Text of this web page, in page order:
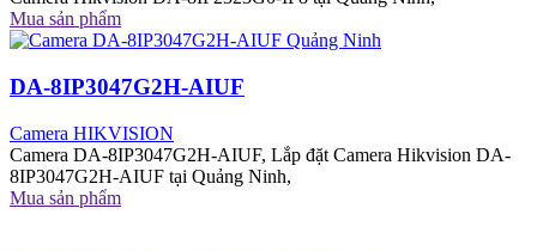
Mua sản phẩm
DA-8IP3047G2H-AIUF
Camera HIKVISION
Camera DA-8IP3047G2H-AIUF, Lắp đặt Camera Hikvision DA-
8IP3047G2H-AIUF tại Quảng Ninh,
Mua sản phẩm